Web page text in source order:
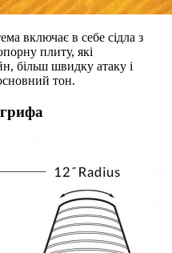
включає в себе сідла з
плиту, які
більш швидку атаку і
тон.